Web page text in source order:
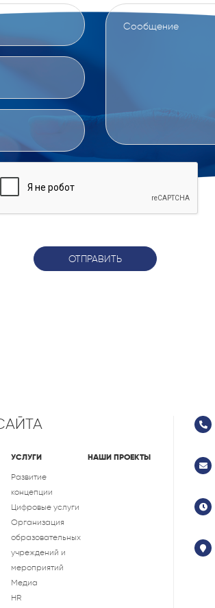
ОТПРАВИТЬ
УСЛУГИ
Развитие
концепции
Цифровые услуги
Организация
образовательных
учреждений и
мероприятий
Медиа
HR
НАШИ ПРОЕКТЫ